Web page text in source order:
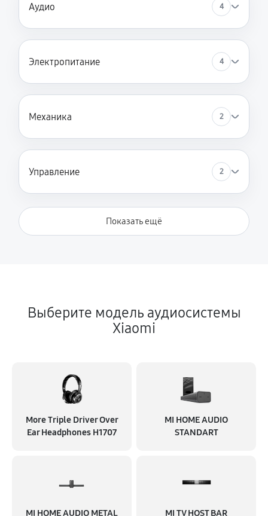
Аудио 4
Электропитание 4
Механика 2
Управление 2
Показать ещё
Выберите модель аудиосистемы
Xiaomi
More Triple Driver Over
Ear Headphones H1707
MI HOME AUDIO
STANDART
MI HOME AUDIO METAL
MI TV HOST BAR